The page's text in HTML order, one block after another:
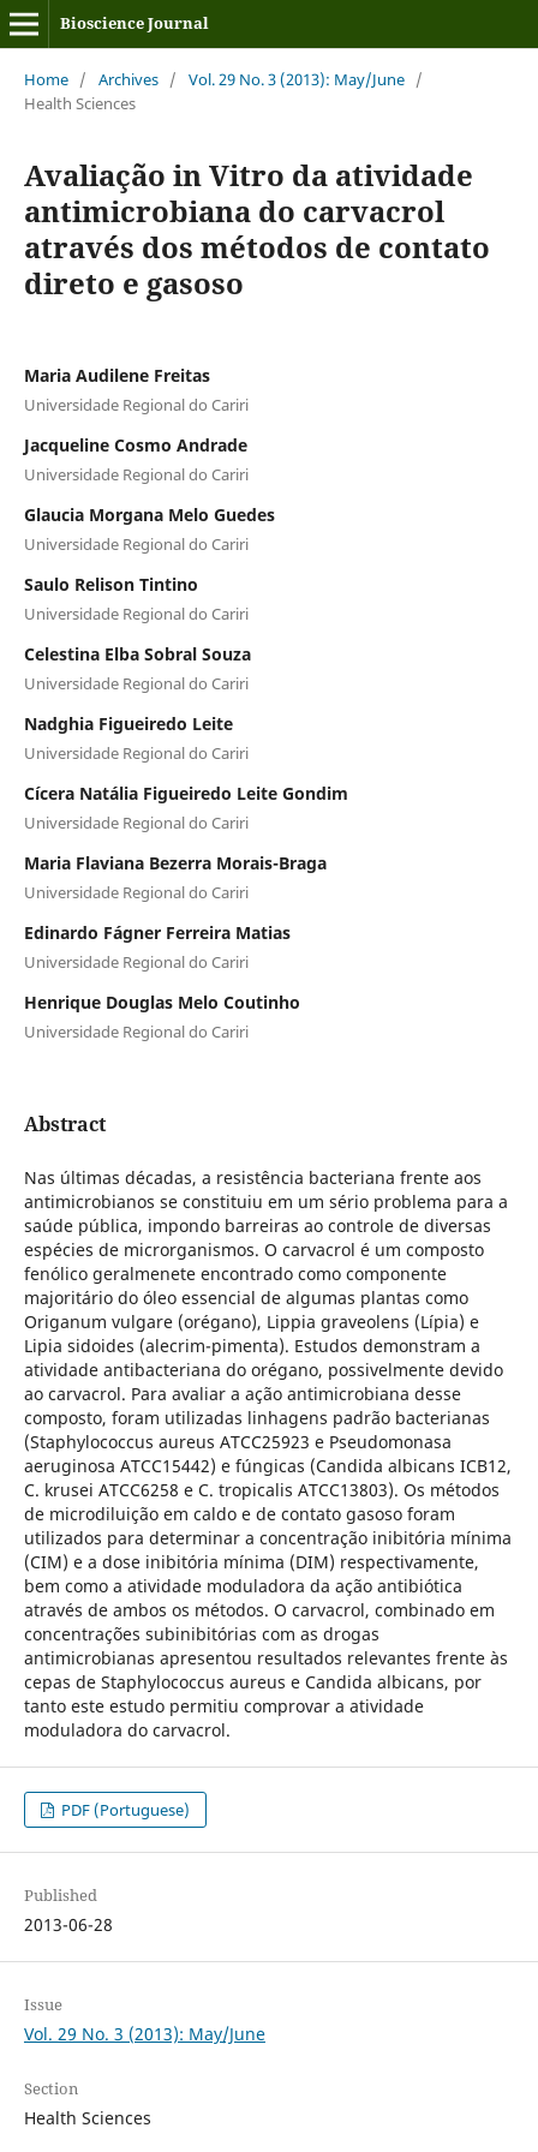
Bioscience Journal
Home / Archives / Vol. 29 No. 3 (2013): May/June /
Health Sciences
Avaliação in Vitro da atividade
antimicrobiana do carvacrol
através dos métodos de contato
direto e gasoso
Maria Audilene Freitas
Universidade Regional do Cariri
Jacqueline Cosmo Andrade
Universidade Regional do Cariri
Glaucia Morgana Melo Guedes
Universidade Regional do Cariri
Saulo Relison Tintino
Universidade Regional do Cariri
Celestina Elba Sobral Souza
Universidade Regional do Cariri
Nadghia Figueiredo Leite
Universidade Regional do Cariri
Cícera Natália Figueiredo Leite Gondim
Universidade Regional do Cariri
Maria Flaviana Bezerra Morais-Braga
Universidade Regional do Cariri
Edinardo Fágner Ferreira Matias
Universidade Regional do Cariri
Henrique Douglas Melo Coutinho
Universidade Regional do Cariri
Abstract
Nas últimas décadas, a resistência bacteriana frente aos
antimicrobianos se constituiu em um sério problema para a
saúde pública, impondo barreiras ao controle de diversas
espécies de microrganismos. O carvacrol é um composto
fenólico geralmenete encontrado como componente
majoritário do óleo essencial de algumas plantas como
Origanum vulgare (orégano), Lippia graveolens (Lípia) e
Lipia sidoides (alecrim-pimenta). Estudos demonstram a
atividade antibacteriana do orégano, possivelmente devido
ao carvacrol. Para avaliar a ação antimicrobiana desse
composto, foram utilizadas linhagens padrão bacterianas
(Staphylococcus aureus ATCC25923 e Pseudomonasa
aeruginosa ATCC15442) e fúngicas (Candida albicans ICB12,
C. krusei ATCC6258 e C. tropicalis ATCC13803). Os métodos
de microdiluição em caldo e de contato gasoso foram
utilizados para determinar a concentração inibitória mínima
(CIM) e a dose inibitória mínima (DIM) respectivamente,
bem como a atividade moduladora da ação antibiótica
através de ambos os métodos. O carvacrol, combinado em
concentrações subinibitórias com as drogas
antimicrobianas apresentou resultados relevantes frente às
cepas de Staphylococcus aureus e Candida albicans, por
tanto este estudo permitiu comprovar a atividade
moduladora do carvacrol.
PDF (Portuguese)
Published
2013-06-28
Issue
Vol. 29 No. 3 (2013): May/June
Section
Health Sciences